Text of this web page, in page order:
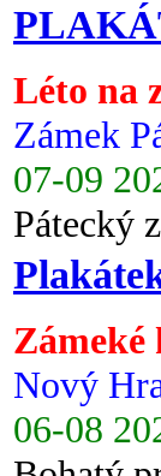
Léto na
Zámek
07-09
Pátecký
Nový
06-08